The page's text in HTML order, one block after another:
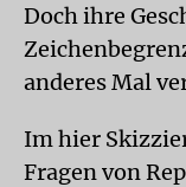
Doch ihre
anderes Mal
Im hier
Fragen von